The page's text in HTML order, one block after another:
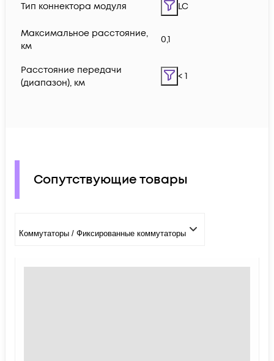
Тип коннектора модуля LC
Максимальное расстояние,
км
0,1
Расстояние передачи
(диапазон), км
< 1
Сопутствующие товары
Коммутаторы / Фиксированные коммутаторы